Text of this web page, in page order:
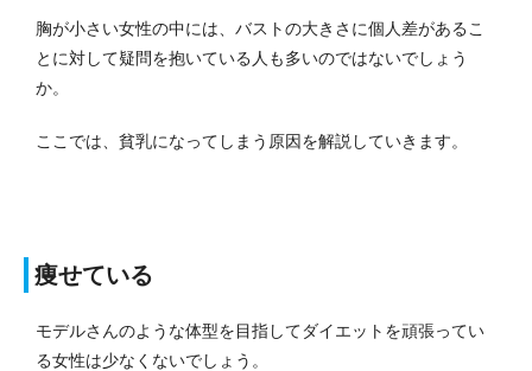
胸が小さい女性の中には、バストの大きさに個人差があるこ
とに対して疑問を抱いている人も多いのではないでしょう
か。
ここでは、貧乳になってしまう原因を解説していきます。
痩せている
モデルさんのような体型を目指してダイエットを頑張ってい
る女性は少なくないでしょう。